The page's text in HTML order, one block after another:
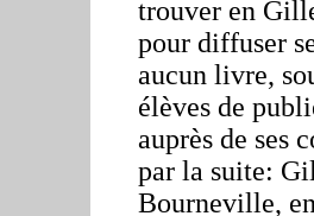
trouver en
pour diffuser
aucun livre,
élèves de
auprès de ses
par la suite:
Bourneville,